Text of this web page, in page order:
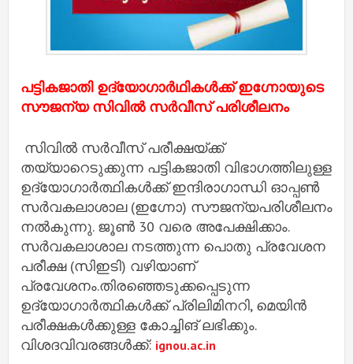
പട്ടികജാതി ഉദ്യോഗാര്‍ഥികള്‍ക്ക് ഇഗ്നോയുടെ
സൗജന്യ സിവിൽ സർവീസ് പരിശീലനം
സിവിൽ സർവീസ് പരീക്ഷയ്ക്ക്
തയ്യാറെടുക്കുന്ന പട്ടികജാതി വിഭാഗത്തിലുള്ള
ഉദ്യോഗാര്‍ത്ഥികള്‍ക്ക് ഇന്ദിരാഗാന്ധി ഓപ്പൺ
സർവകലാശാല (ഇഗ്നോ) സൗജന്യപരിശീലനം
നൽകുന്നു. ജൂൺ 30 വരെ അപേക്ഷിക്കാം.
സര്‍വകലാശാല നടത്തുന്ന പൊതു പ്രവേശന
പരീക്ഷ (സിഇടി) വഴിയാണ്
പ്രവേശനം.തിരഞ്ഞെടുക്കപ്പെടുന്ന
ഉദ്യോഗാര്‍ത്ഥികള്‍ക്ക് പ്രിലിമിനറി, മെയിന്‍
പരീക്ഷകള്‍ക്കുള്ള കോച്ചിങ് ലഭിക്കും.
വിശദവിവരങ്ങൾക്ക്: ignou.ac.in